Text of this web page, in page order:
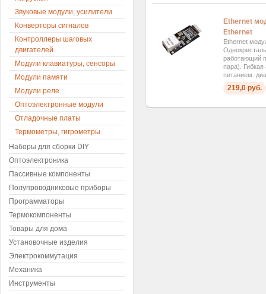
Ethernet
Ethernet
Ethernet
работающий
пара). Гибкая
питанием:
219,0 руб.
Звуковые модули, усилители
Конверторы сигналов
Контроллеры шаговых
двигателей
Модули клавиатуры, сенсоры
Модули памяти
Модули реле
Оптоэлектронные модули
Отладочные платы
Термометры, гигрометры
Наборы для сборки DIY
Оптоэлектроника
Пассивные компоненты
Полупроводниковые приборы
Программаторы
Термокомпоненты
Товары для дома
Установочные изделия
Электрокоммутация
Механика
Инструменты